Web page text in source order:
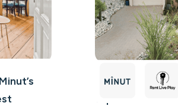
How Rent Live
top 1% with